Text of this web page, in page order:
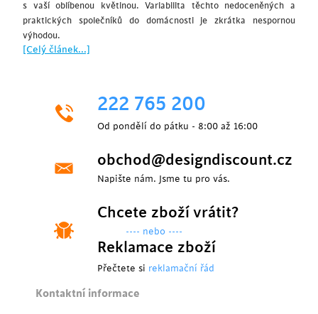
s vaší oblíbenou květinou. Variabilita těchto nedoceněných a
praktických společníků do domácnosti je zkrátka nespornou
výhodou.
[Celý článek...]
222 765 200
Od pondělí do pátku - 8:00 až 16:00
obchod@designdiscount.cz
Napište nám. Jsme tu pro vás.
Chcete zboží vrátit?
---- nebo ----
Reklamace zboží
Přečtete si reklamační řád
Kontaktní informace